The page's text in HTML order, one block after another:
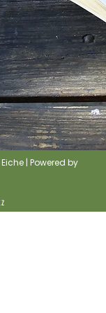
| Powered by